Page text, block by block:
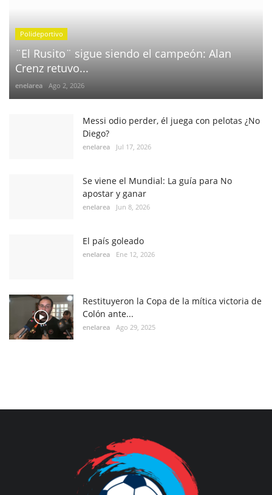
Polideportivo
¨El Rusito¨ sigue siendo el campeón: Alan
Crenz retuvo...
enelarea Ago 2, 2026
Messi odio perder, él juega con pelotas ¿No
Diego?
enelarea Jul 17, 2026
Se viene el Mundial: La guía para No
apostar y ganar
enelarea Jun 8, 2026
El país goleado
enelarea Ene 12, 2026
Restituyeron la Copa de la mítica victoria de
Colón ante...
enelarea Ago 29, 2025